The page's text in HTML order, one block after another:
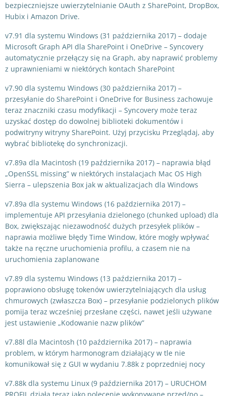
bezpieczniejsze uwierzytelnianie OAuth z SharePoint, DropBox,
Hubix i Amazon Drive.
v7.91 dla systemu Windows (31 października 2017) – dodaje
Microsoft Graph API dla SharePoint i OneDrive – Syncovery
automatycznie przełączy się na Graph, aby naprawić problemy
z uprawnieniami w niektórych kontach SharePoint
v7.90 dla systemu Windows (30 października 2017) –
przesyłanie do SharePoint i OneDrive for Business zachowuje
teraz znaczniki czasu modyfikacji – Syncovery może teraz
uzyskać dostęp do dowolnej biblioteki dokumentów i
podwitryny witryny SharePoint. Użyj przycisku Przeglądaj, aby
wybrać bibliotekę do synchronizacji.
v7.89a dla Macintosh (19 października 2017) – naprawia błąd
„OpenSSL missing” w niektórych instalacjach Mac OS High
Sierra – ulepszenia Box jak w aktualizacjach dla Windows
v7.89a dla systemu Windows (16 października 2017) –
implementuje API przesyłania dzielonego (chunked upload) dla
Box, zwiększając niezawodność dużych przesyłek plików –
naprawia możliwe błędy Time Window, które mogły wpływać
także na ręczne uruchomienia profilu, a czasem nie na
uruchomienia zaplanowane
v7.89 dla systemu Windows (13 października 2017) –
poprawiono obsługę tokenów uwierzytelniających dla usług
chmurowych (zwłaszcza Box) – przesyłanie podzielonych plików
pomija teraz wcześniej przesłane części, nawet jeśli używane
jest ustawienie „Kodowanie nazw plików”
v7.88l dla Macintosh (10 października 2017) – naprawia
problem, w którym harmonogram działający w tle nie
komunikował się z GUI w wydaniu 7.88k z poprzedniej nocy
v7.88k dla systemu Linux (9 października 2017) – URUCHOM